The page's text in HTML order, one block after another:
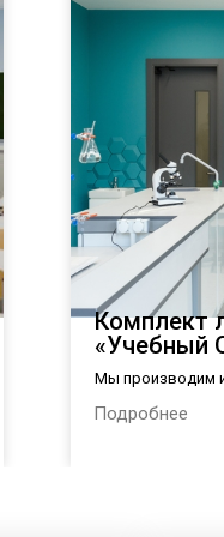
Комплект
«Учебный
Мы производим
лабораторной
Подробнее